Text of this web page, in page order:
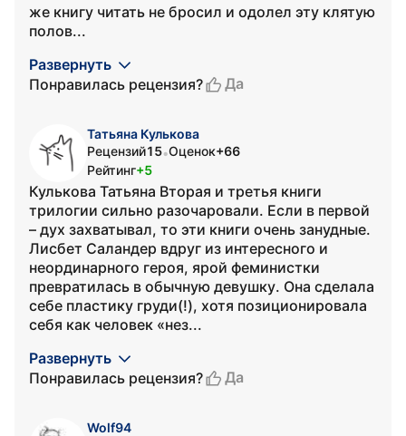
же книгу читать не бросил и одолел эту клятую
полов...
Развернуть
Понравилась рецензия?
Да
Татьяна Кулькова
Рецензий15•Оценок+66
Рейтинг+5
Кулькова Татьяна Вторая и третья книги
трилогии сильно разочаровали. Если в первой
– дух захватывал, то эти книги очень занудные.
Лисбет Саландер вдруг из интересного и
неординарного героя, ярой феминистки
превратилась в обычную девушку. Она сделала
себе пластику груди(!), хотя позиционировала
себя как человек «нез...
Развернуть
Понравилась рецензия?
Да
Wolf94